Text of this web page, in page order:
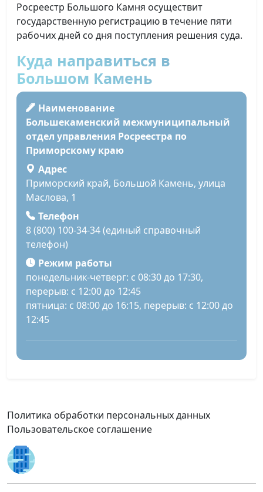
Росреестр Большого Камня осуществит
государственную регистрацию в течение пяти
рабочих дней со дня поступления решения суда.
Куда направиться в
Большом Камень
Наименование
Большекаменский межмуниципальный
отдел управления Росреестра по
Приморскому краю
Адрес
Приморский край, Большой Камень, улица
Маслова, 1
Телефон
8 (800) 100-34-34 (единый справочный
телефон)
Режим работы
понедельник-четверг: с 08:30 до 17:30,
перерыв: с 12:00 до 12:45
пятница: с 08:00 до 16:15, перерыв: с 12:00 до
12:45
Политика обработки персональных данных
Пользовательское соглашение